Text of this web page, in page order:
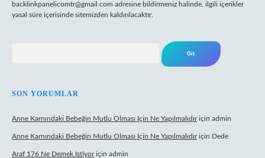
backlinkpanelicomtr@gmail.com adresine bildirmeniz halinde, ilgili içerikler
yasal süre içerisinde sitemizden kaldırılacaktır.
SON YORUMLAR
Anne Karnındaki Bebeğin Mutlu Olması Için Ne Yapılmalıdıriçin admin
Anne Karnındaki Bebeğin Mutlu Olması Için Ne Yapılmalıdıriçin Dede
Araf 176 Ne Demek Istiyoriçin admin